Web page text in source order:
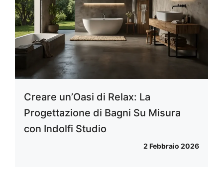
Creare un’Oasi di Relax: La
Progettazione di Bagni Su Misura
con Indolfi Studio
2 Febbraio 2026